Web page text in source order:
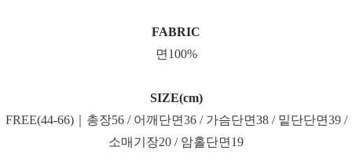
FABRIC
면100%
SIZE(cm)
FREE(44-66)｜총장56 / 어깨단면36 / 가슴단면38 / 밑단단면39 /
소매기장20 / 암홀단면19